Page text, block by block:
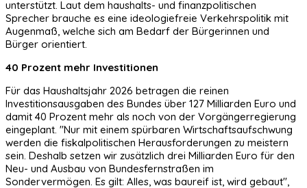
unterstützt. Laut dem haushalts- und finanzpolitischen
Sprecher brauche es eine ideologiefreie Verkehrspolitik mit
Augenmaß, welche sich am Bedarf der Bürgerinnen und
Bürger orientiert.
40 Prozent mehr Investitionen
Für das Haushaltsjahr 2026 betragen die reinen
Investitionsausgaben des Bundes über 127 Milliarden Euro und
damit 40 Prozent mehr als noch von der Vorgängerregierung
eingeplant. "Nur mit einem spürbaren Wirtschaftsaufschwung
werden die fiskalpolitischen Herausforderungen zu meistern
sein. Deshalb setzen wir zusätzlich drei Milliarden Euro für den
Neu- und Ausbau von Bundesfernstraßen im
Sondervermögen. Es gilt: Alles, was baureif ist, wird gebaut",